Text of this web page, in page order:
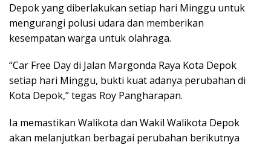
Depok yang diberlakukan setiap hari Minggu untuk
mengurangi polusi udara dan memberikan
kesempatan warga untuk olahraga.
“Car Free Day di Jalan Margonda Raya Kota Depok
setiap hari Minggu, bukti kuat adanya perubahan di
Kota Depok,” tegas Roy Pangharapan.
Ia memastikan Walikota dan Wakil Walikota Depok
akan melanjutkan berbagai perubahan berikutnya